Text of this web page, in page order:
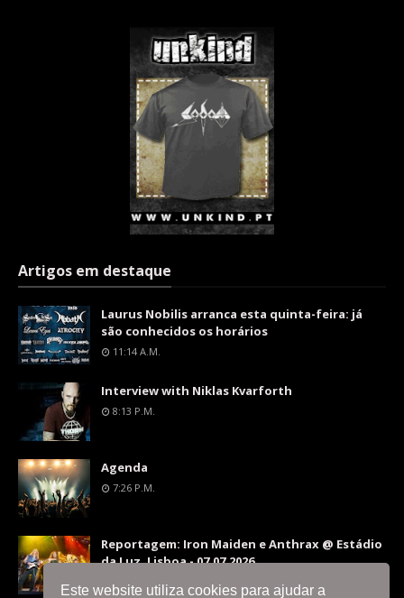
Este website utiliza cookies para ajudar a
Artigos em destaque
Laurus Nobilis arranca esta quinta-feira: já
são conhecidos os horários
11:14 A.m.
Interview with Niklas Kvarforth
8:13 P.m.
Agenda
7:26 P.m.
Reportagem: Iron Maiden e Anthrax @ Estádio
da Luz, Lisboa - 07.07.2026
9:36 P.m.